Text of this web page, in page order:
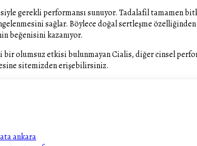
gerekli performansı sunuyor. Tadalafil tamamen
sağlar. Böylece doğal sertleşme
beğenisini kazanıyor.
olumsuz etkisi bulunmayan Cialis, diğer cinsel
sitemizden erişebilirsiniz.
ankara